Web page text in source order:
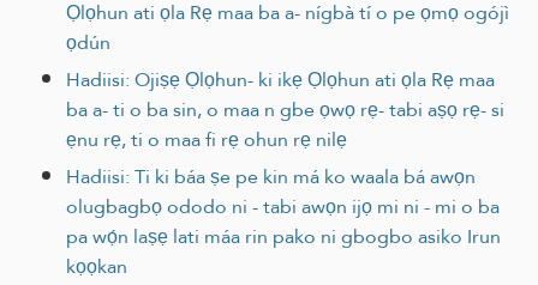
Ọlọhun ati ọla Rẹ maa ba a- nígbà tí o pe ọmọ ogójì
ọdún
Hadiisi: Ojiṣẹ Ọlọhun- ki ikẹ Ọlọhun ati ọla Rẹ maa
ba a- ti o ba sin, o maa n gbe ọwọ rẹ- tabi aṣọ rẹ- si
ẹnu rẹ, ti o maa fi rẹ ohun rẹ nilẹ
Hadiisi: Ti ki báa ṣe pe kin má ko waala bá awọn
olugbagbọ ododo ni - tabi awọn ijọ mi ni - mi o ba
pa wọ́n laṣẹ lati máa rin pako ni gbogbo asiko Irun
kọọkan